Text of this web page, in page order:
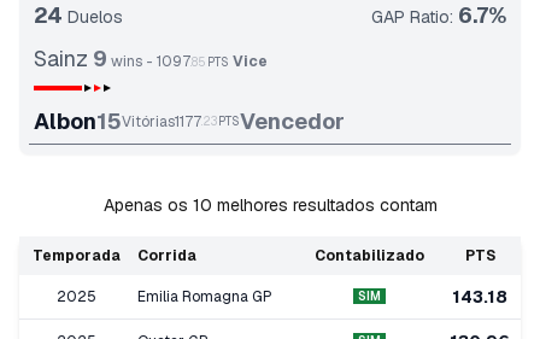
24 Duelos GAP Ratio: 6.7%
Sainz 9 wins - 1097.85 PTS Vice
Albon15Vitórias1177.23PTSVencedor
Apenas os 10 melhores resultados contam
Temporada Corrida Contabilizado PTS
2025 Emilia Romagna GP SIM 143.18